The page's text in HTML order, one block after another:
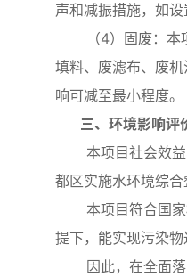
声和减振措施，如
（4）固废：本项
填料、废滤布、废
响可减至最小程度。
三、环境影响评
本项目社会效益、
都区实施水环境综
本项目符合国家相
提下，能实现污染
因此，在全面落实